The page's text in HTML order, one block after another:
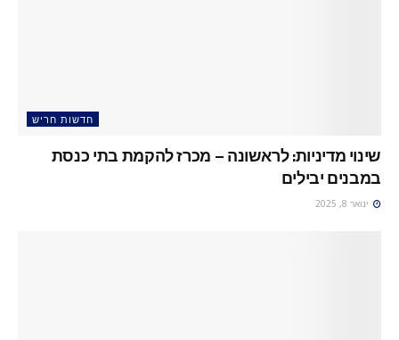
חדשות חריש
שינוי מדיניות: לראשונה – מכרז להקמת בתי כנסת
במבנים יבילים
ינואר 8, 2025